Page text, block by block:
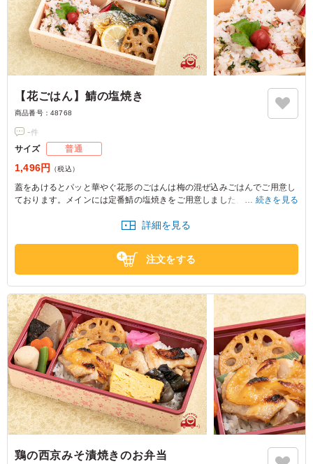
【花ごはん】鯖の塩焼き
商品番号： 48768
-件
サイズ 普通
1,496円 （税込）
蓋をあけるとパッと華やぐ花形のごはんは梅の混ぜ込みごはんでご用意し
ております。メインには定番鯖の塩焼きをご用意しました。彩り豊かな副
続きを見る
詳細を見る
注文をする
鶏の西京みそ漬焼きのお弁当